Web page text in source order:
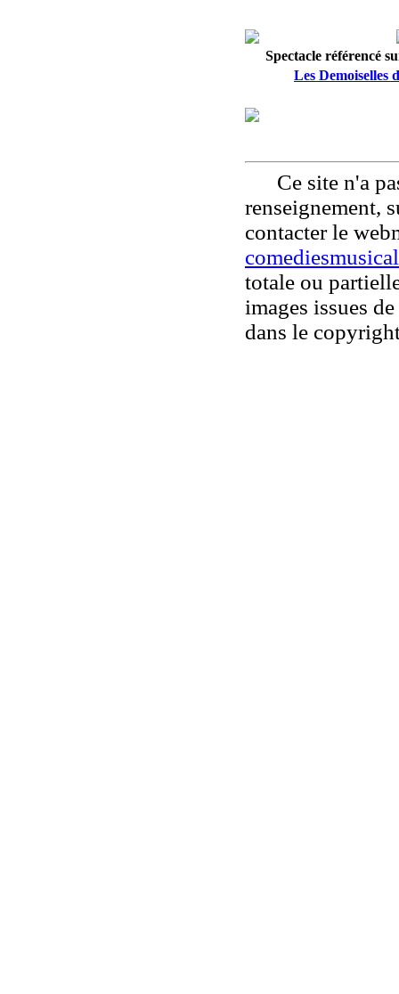
Spectacle référencé
Les Demoiselles
Ce site n'a
renseignement,
contacter le
totale ou
images issues
dans le